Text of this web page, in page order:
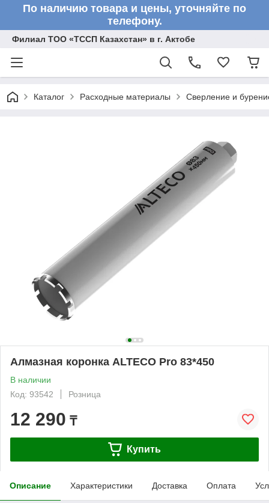
По наличию товара и цены, уточняйте по
телефону.
Филиал ТОО «ТССП Казахстан» в г. Актобе
Каталог Расходные материалы Сверление и
Алмазная коронка ALTECO Pro 83*450
В наличии
Код: 93542
Розница
12 290 ₸
Купить
Описание Характеристики Доставка Оплата